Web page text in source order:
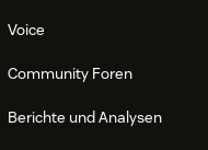
Voice
Community Foren
Berichte und Analysen